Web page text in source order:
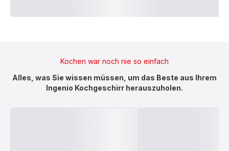
Kochen war noch nie so einfach
Alles, was Sie wissen müssen, um das Beste aus Ihrem
Ingenio Kochgeschirr herauszuholen.